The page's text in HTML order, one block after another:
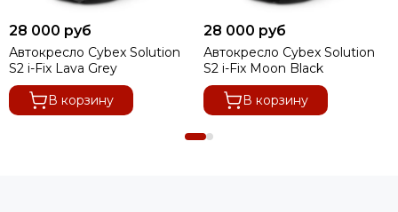
28 000 руб
Автокресло Cybex Solution
S2 i-Fix Lava Grey
В корзину
28 000 руб
Автокресло Cybex Solution
S2 i-Fix Moon Black
В корзину